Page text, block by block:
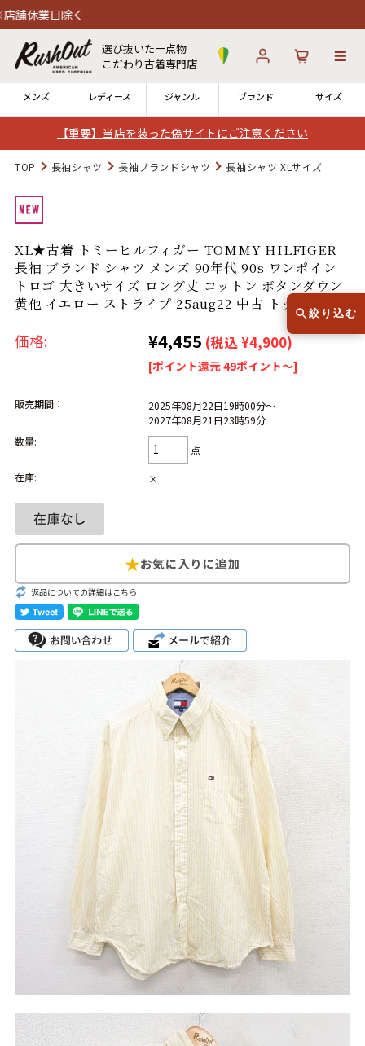
【重要】当店を装った偽サイトにご注意ください
選び抜いた一点物
こだわり古着専門店
メンズ レディース ジャンル ブランド サイズ
ログイン
発送について
Search by Hotword 今週のHOTワード（6/29〜7/28）
メンズ パンツ ショート 6 メンズ 茶
半袖 Tシャツ 白 XL
Search by Brand
ザ・ノース・フェ
イス
チャンピオン
パタゴニア
カーハート ディッキーズ
カ行
ハ行 マ行 ラ行
Search by Itemアイテムから探す
ジャケット スウェット セーター
長袖シャツ 半袖シャツ Tシャツ
レディース 子供服
雑貨/小物
TOP 長袖シャツ 長袖ブランドシャツ 長袖シャツ XLサイズ
XL★古着 トミーヒルフィガー TOMMY HILFIGER
長袖 ブランド シャツ メンズ 90年代 90s ワンポイン
トロゴ 大きいサイズ ロング丈 コットン ボタンダウン
黄他 イエロー ストライプ 25aug22 中古 トップス
価格: ¥4,455 (税込 ¥4,900)
[ポイント還元 49ポイント～]
販売期間：
2025年08月22日19時00分～
2027年08月21日23時59分
数量:
点
在庫:
×
返品についての詳細はこちら
絞り込む